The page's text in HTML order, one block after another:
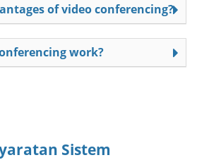
of video conferencing?
work?
Sistem